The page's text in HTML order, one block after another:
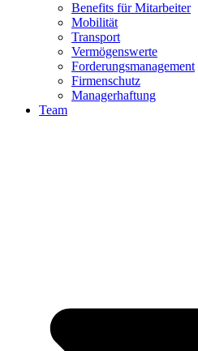
Benefits für Mitarbeiter
Mobilität
Transport
Vermögenswerte
Forderungsmanagement
Firmenschutz
Managerhaftung
Team